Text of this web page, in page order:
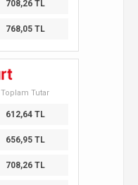
708,26 TL
768,05 TL
Toplam Tutar
612,64 TL
656,95 TL
708,26 TL